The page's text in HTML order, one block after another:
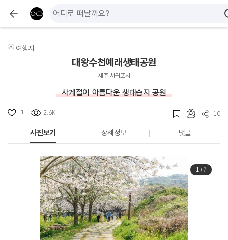
여행지
대왕수천예래생태공원
제주 서귀포시
사계절이 아름다운 생태습지 공원
1 2.6K 10
사진보기 상세정보 댓글
1/ 7